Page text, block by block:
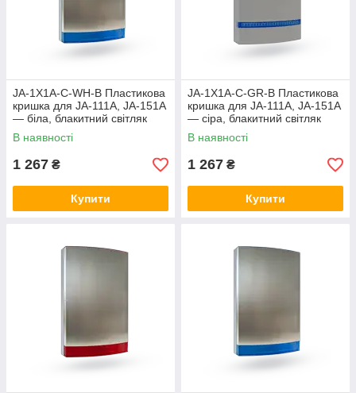
JA-1X1A-C-WH-B Пластикова
кришка для JA-111A, JA-151A
— біла, блакитний світляк
В наявності
1 267 ₴
Купити
JA-1X1A-C-GR-B Пластикова
кришка для JA-111A, JA-151A
— сіра, блакитний світляк
В наявності
1 267 ₴
Купити